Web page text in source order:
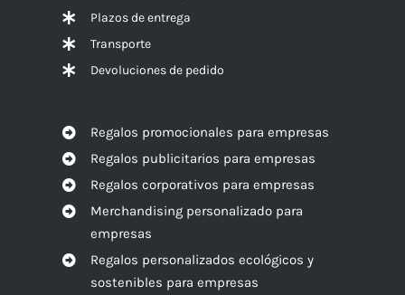
Plazos de entrega
Transporte
Devoluciones de pedido
Regalos promocionales para empresas
Regalos publicitarios para empresas
Regalos corporativos para empresas
Merchandising personalizado para
empresas
Regalos personalizados ecológicos y
sostenibles para empresas